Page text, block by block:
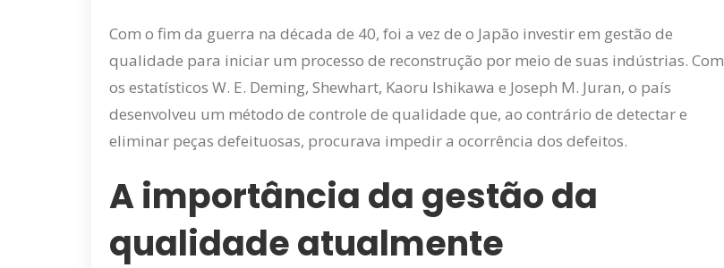
Com o fim da guerra na década de 40, foi a vez de o Japão investir em gestão de
qualidade para iniciar um processo de reconstrução por meio de suas indústrias. Com
os estatísticos W. E. Deming, Shewhart, Kaoru Ishikawa e Joseph M. Juran, o país
desenvolveu um método de controle de qualidade que, ao contrário de detectar e
eliminar peças defeituosas, procurava impedir a ocorrência dos defeitos.
A importância da gestão da
qualidade atualmente